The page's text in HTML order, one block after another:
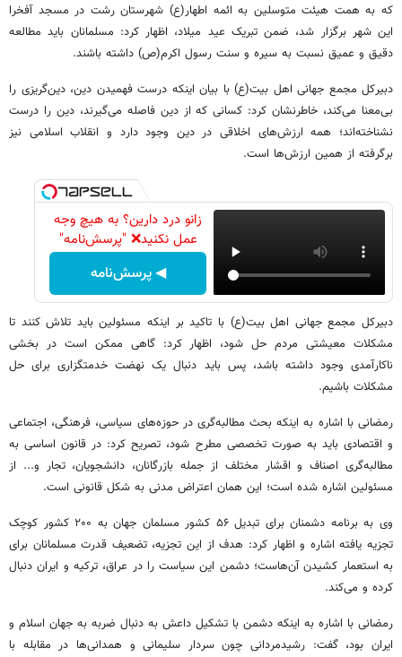
که به همت هیئت متوسلین به ائمه اطهار(ع) شهرستان رشت در مسجد آفخرا
این شهر برگزار شد، ضمن تبریک عید میلاد، اظهار کرد: مسلمانان باید مطالعه
دقیق و عمیق نسبت به سیره و سنت رسول اکرم(ص) داشته باشند.
دبیرکل مجمع جهانی اهل بیت(ع) با بیان اینکه درست فهمیدن دین، دین‌گریزی را
بی‌معنا می‌کند، خاطرنشان کرد: کسانی که از دین فاصله می‌گیرند، دین را درست
نشناخته‌اند؛ همه ارزش‌های اخلاقی در دین وجود دارد و انقلاب اسلامی نیز
برگرفته از همین ارزش‌ها است.
زانو درد دارین؟ به هیچ وجه
عمل نکنید❌ "پرسش‌نامه"
◀ پرسش‌نامه
دبیرکل مجمع جهانی اهل بیت(ع) با تاکید بر اینکه مسئولین باید تلاش کنند تا
مشکلات معیشتی مردم حل شود، اظهار کرد: گاهی ممکن است در بخشی
ناکارآمدی وجود داشته باشد، پس باید دنبال یک نهضت خدمتگزاری برای حل
مشکلات باشیم.
رمضانی با اشاره به اینکه بحث مطالبه‌گری در حوزه‌های سیاسی، فرهنگی، اجتماعی
و اقتصادی باید به صورت تخصصی مطرح شود، تصریح کرد: در قانون اساسی به
مطالبه‌گری اصناف و اقشار مختلف از جمله بازرگانان، دانشجویان، تجار و... از
مسئولین اشاره شده است؛ این همان اعتراض مدنی به شکل قانونی است.
وی به برنامه دشمنان برای تبدیل ۵۶ کشور مسلمان جهان به ۲۰۰ کشور کوچک
تجزیه یافته اشاره و اظهار کرد: هدف از این تجزیه، تضعیف قدرت مسلمانان برای
به استعمار کشیدن آن‌هاست؛ دشمن این سیاست را در عراق، ترکیه و ایران دنبال
کرده و می‌کند.
رمضانی با اشاره به اینکه دشمن با تشکیل داعش به دنبال ضربه به جهان اسلام و
ایران بود، گفت: رشیدمردانی چون سردار سلیمانی و همدانی‌ها در مقابله با